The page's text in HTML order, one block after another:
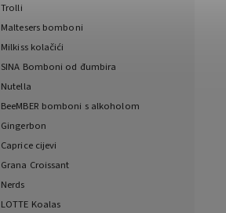
Trolli
Maltesers bomboni
Milkiss kolačići
SINA Bomboni od đumbira
Nutella
BeeMBER bomboni s alkoholom
Gingerbon
Caprice cijevi
Grana Croissant
Nerds
LOTTE Koalas